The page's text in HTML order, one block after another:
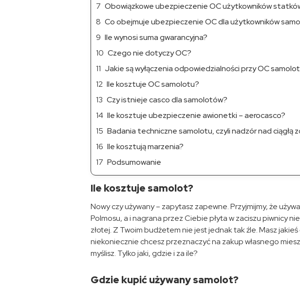
Obowiązkowe ubezpieczenie OC użytkowników
Co obejmuje ubezpieczenie OC dla użytkowników
Ile wynosi suma gwarancyjna?
Czego nie dotyczy OC?
Jakie są wyłączenia odpowiedzialności przy OC
Ile kosztuje OC samolotu?
Czy istnieje casco dla samolotów?
Ile kosztuje ubezpieczenie awionetki – aerocasco?
Badania techniczne samolotu, czyli nadzór nad ciągłą
Ile kosztują marzenia?
Podsumowanie
Ile kosztuje samolot?
Nowy czy używany – zapytasz zapewne. Przyjmijmy, że
Polmosu, a i nagrana przez Ciebie płyta w zaciszu piwnicy
złotej. Z Twoim budżetem nie jest jednak tak źle. Masz
niekoniecznie chcesz przeznaczyć na zakup własnego
myślisz. Tylko jaki, gdzie i za ile?
Gdzie kupić używany samolot?